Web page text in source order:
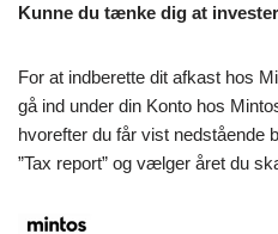
Kunne du tænke dig at
For at indberette dit afkast hos
gå ind under din Konto hos
hvorefter du får vist nedstående
”Tax report” og vælger året du